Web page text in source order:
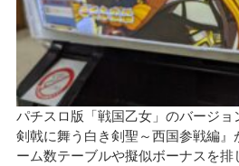
パチスロ版「戦国乙女」のバージョ
剣戟に舞う白き剣聖～西国参戦編
ーム数テーブルや擬似ボーナスを